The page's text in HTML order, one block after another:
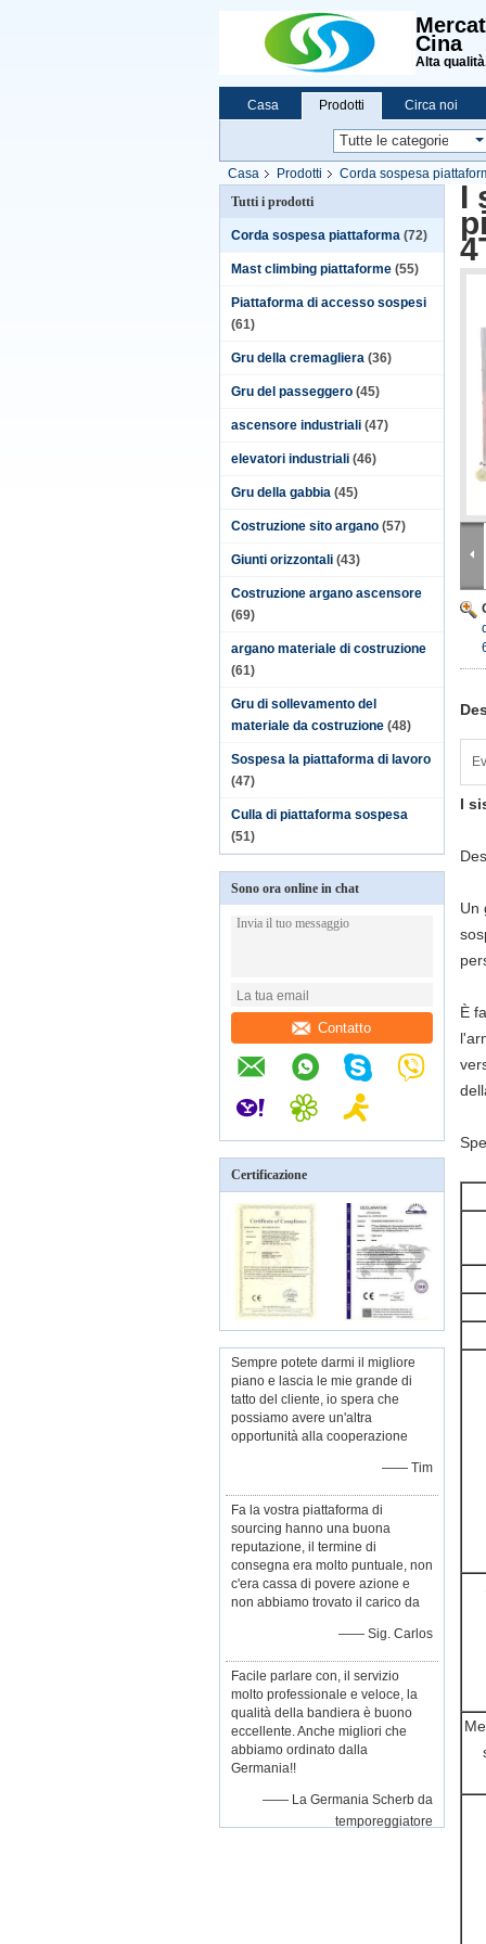
Cina
Alta
Casa Prodotti Circa noi
Casa Prodotti
Corda sospesa
Tutti i prodotti
Corda sospesa piattaforma (72)
Mast climbing piattaforme (55)
Piattaforma di accesso sospesi
(61)
Gru della cremagliera (36)
Gru del passeggero (45)
ascensore industriali (47)
elevatori industriali (46)
Gru della gabbia (45)
Costruzione sito argano (57)
Giunti orizzontali (43)
Costruzione argano ascensore
(69)
argano materiale di costruzione
(61)
Gru di sollevamento del
materiale da costruzione (48)
Sospesa la piattaforma di lavoro
(47)
Culla di piattaforma sospesa
(51)
Sono ora online in chat
Contatto
Certificazione
Sempre potete darmi il migliore
piano e lascia le mie grande di
tatto del cliente, io spera che
possiamo avere un'altra
opportunità alla cooperazione
—— Tim
Fa la vostra piattaforma di
sourcing hanno una buona
reputazione, il termine di
consegna era molto puntuale, non
c'era cassa di povere azione e
non abbiamo trovato il carico da
—— Sig. Carlos
Facile parlare con, il servizio
molto professionale e veloce, la
qualità della bandiera è buono
eccellente. Anche migliori che
abbiamo ordinato dalla
Germania!!
—— La Germania Scherb da
temporeggiatore
I
I
Un
È